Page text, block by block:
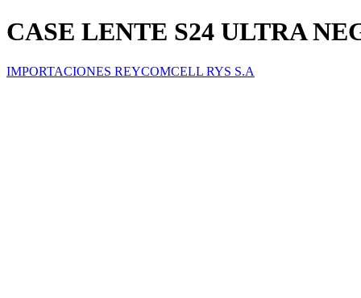
CASE LENTE S24 ULTRA
IMPORTACIONES REYCOMCELL RYS S.A